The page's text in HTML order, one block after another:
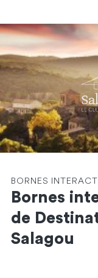
BORNES
Bornes
de
Salagou